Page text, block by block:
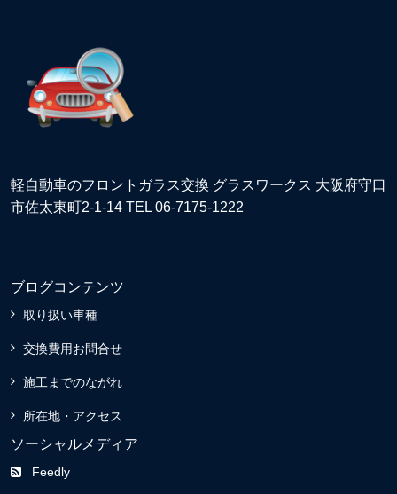
軽自動車のフロントガラス交換 グラスワークス 大阪府守口
市佐太東町2-1-14 TEL 06-7175-1222
ブログコンテンツ
取り扱い車種
交換費用お問合せ
施工までのながれ
所在地・アクセス
ソーシャルメディア
Feedly